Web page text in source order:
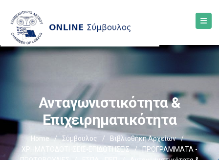
Ανταγωνιστικότητα &
Επιχειρηματικότητα
Home / Σύμβουλος / Βιβλιοθήκη Αρχείων
/
ΧΡΗΜΑΤΟΔΟΤΗΣΕΙΣ-ΕΠΙΔΟΤΗΣΕΙΣ
/
ΠΡΟΓΡΑΜΜΑΤΑ -